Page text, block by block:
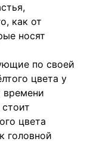
как от
носят
по своей
цвета у
времени
цвета
головной